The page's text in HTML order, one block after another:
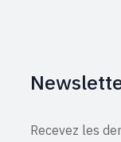
Recevez les